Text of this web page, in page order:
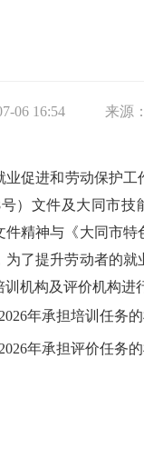
06 16:54 来源：
业促进和劳动保护
）文件及大同市
件精神与《大同市
为了提升劳动者的
机构及评价机构进
年承担培训任务
年承担评价任务